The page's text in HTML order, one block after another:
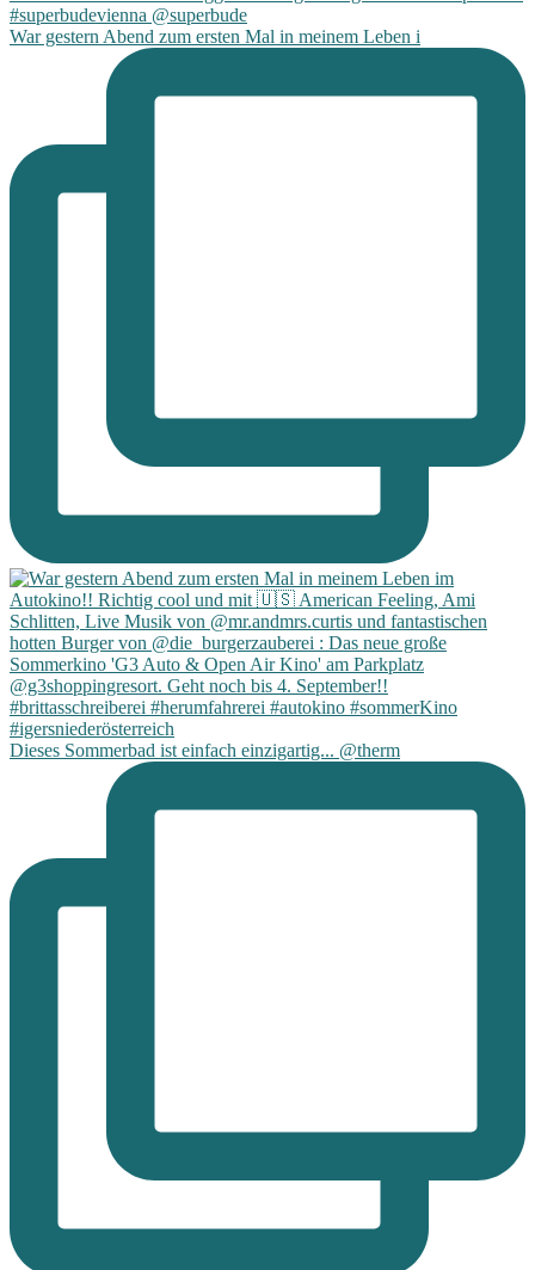
War gestern Abend zum ersten Mal in meinem Leben i
Dieses Sommerbad ist einfach einzigartig... @therm